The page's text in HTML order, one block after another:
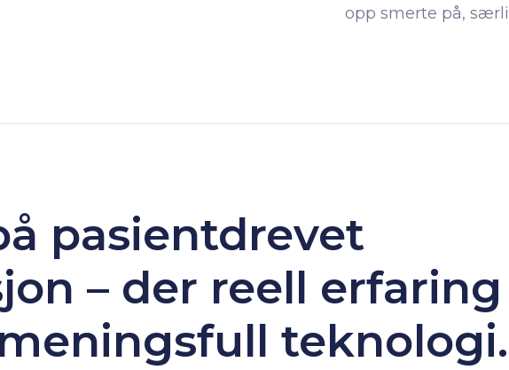
opp smerte på,
pasientdrevet
– der reell erfaring
teknologi.